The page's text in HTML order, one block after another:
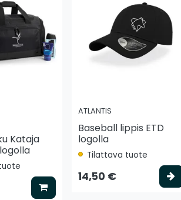
Kataja
Lisää koriin
ATLANTIS
Baseball lippis ETD
logolla
Tilattava tuote
14,50 €